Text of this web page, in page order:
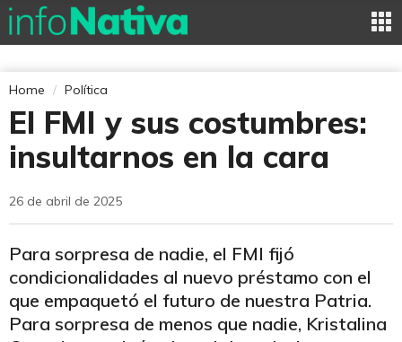
Home Política
El FMI y sus costumbres:
insultarnos en la cara
26 de abril de 2025
Para sorpresa de nadie, el FMI fijó
condicionalidades al nuevo préstamo con el
que empaquetó el futuro de nuestra Patria.
Para sorpresa de menos que nadie, Kristalina